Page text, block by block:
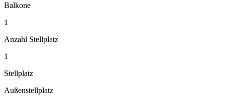
Balkone
1
Anzahl Stellplatz
1
Stellplatz
Außenstellplatz